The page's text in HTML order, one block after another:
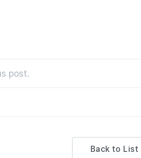
post.
Back to List